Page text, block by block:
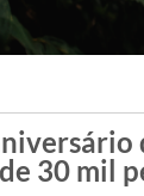
30 mil